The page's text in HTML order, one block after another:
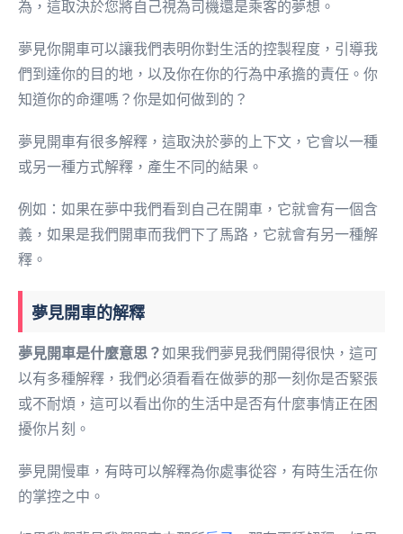
為，這取決於您將自己視為司機還是乘客的夢想。
夢見你開車可以讓我們表明你對生活的控製程度，引導我
們到達你的目的地，以及你在你的行為中承擔的責任。你
知道你的命運嗎？你是如何做到的？
夢見開車有很多解釋，這取決於夢的上下文，它會以一種
或另一種方式解釋，產生不同的結果。
例如：如果在夢中我們看到自己在開車，它就會有一個含
義，如果是我們開車而我們下了馬路，它就會有另一種解
釋。
夢見開車的解釋
夢見開車是什麼意思？如果我們夢見我們開得很快，這可
以有多種解釋，我們必須看看在做夢的那一刻你是否緊張
或不耐煩，這可以看出你的生活中是否有什麼事情正在困
擾你片刻。
夢見開慢車，有時可以解釋為你處事從容，有時生活在你
的掌控之中。